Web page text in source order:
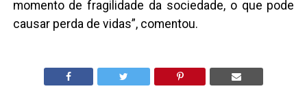
momento de fragilidade da sociedade, o que pode
causar perda de vidas”, comentou.